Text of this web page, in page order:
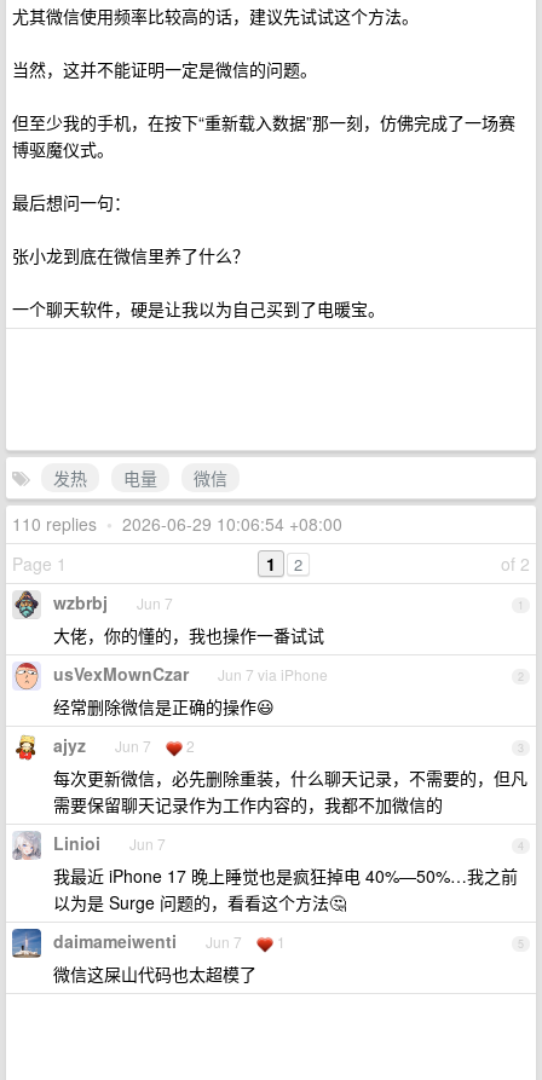
尤其微信使用频率比较高的话，建议先试试这个方法。
当然，这并不能证明一定是微信的问题。
但至少我的手机，在按下“重新载入数据”那一刻，仿佛完成了一场赛
博驱魔仪式。
最后想问一句：
张小龙到底在微信里养了什么？
一个聊天软件，硬是让我以为自己买到了电暖宝。
发热 电量
微信
110 replies • 2026-06-29 10:06:54 +08:00
Page 1
of 2
1 2
1
wzbrbj Jun 7
大佬，你的懂的，我也操作一番试试
2
usVexMownCzar Jun 7 via iPhone
经常删除微信是正确的操作😃
3
ajyz Jun 7 2
每次更新微信，必先删除重装，什么聊天记录，不需要的，但凡
需要保留聊天记录作为工作内容的，我都不加微信的
4
Linioi Jun 7
我最近 iPhone 17 晚上睡觉也是疯狂掉电 40%—50%…我之前
以为是 Surge 问题的，看看这个方法🤔
5
daimameiwenti Jun 7 1
微信这屎山代码也太超模了